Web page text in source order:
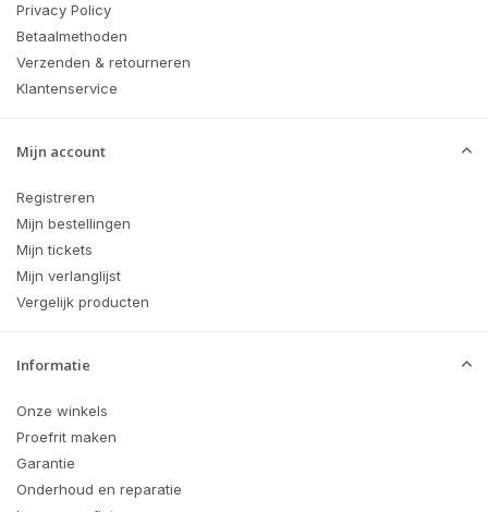
Privacy Policy
Betaalmethoden
Verzenden & retourneren
Klantenservice
Mijn account
Registreren
Mijn bestellingen
Mijn tickets
Mijn verlanglijst
Vergelijk producten
Informatie
Onze winkels
Proefrit maken
Garantie
Onderhoud en reparatie